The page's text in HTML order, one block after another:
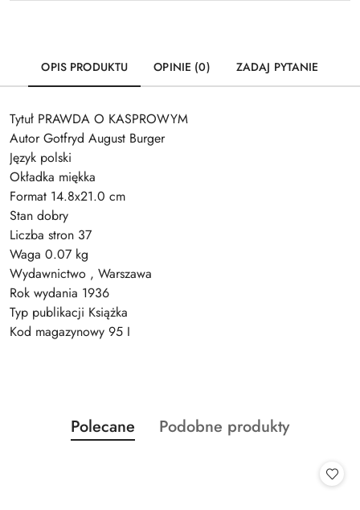
OPIS PRODUKTU OPINIE (0) ZADAJ PYTANIE
Tytuł PRAWDA O KASPROWYM
Autor Gotfryd August Burger
Język polski
Okładka miękka
Format 14.8x21.0 cm
Stan dobry
Liczba stron 37
Waga 0.07 kg
Wydawnictwo , Warszawa
Rok wydania 1936
Typ publikacji Książka
Kod magazynowy 95 I
Pomiń karuzelę produktów
Produkty
o
Polecane
Produkty
Podobne produkty